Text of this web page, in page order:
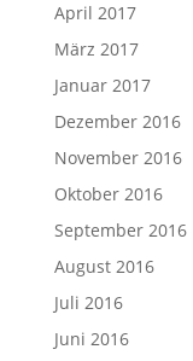
April 2017
März 2017
Januar 2017
Dezember 2016
November 2016
Oktober 2016
September 2016
August 2016
Juli 2016
Juni 2016